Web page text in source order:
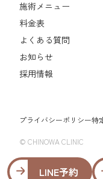
施術メニュー
料金表
よくある質問
お知らせ
採用情報
プライバシーポリシー特
© CHINOWA CLINIC
LINE予約